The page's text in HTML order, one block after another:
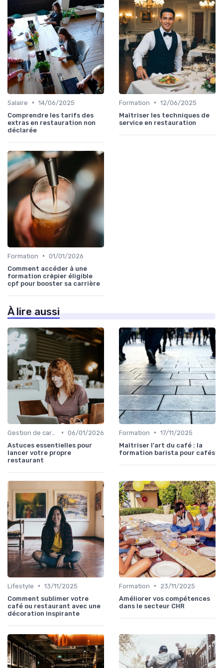
Salaire • 14/06/2025
Comprendre les tarifs des
extras en restauration non
déclarée
Formation • 12/06/2025
Maîtriser les techniques de
service en restauration
Formation • 01/01/2026
Comment accéder à une
formation crêpier éligible
cpf pour booster sa carrière
À lire aussi
• 06/01/2026
Astuces essentielles pour
lancer votre propre
restaurant
Formation • 17/11/2025
Maîtriser l'art du café : la
formation barista pour cafés
Lifestyle • 13/11/2025
Comment sublimer votre
café ou restaurant avec une
décoration inspirante
Formation •
23/11/2025
Améliorer vos compétences
dans le secteur CHR